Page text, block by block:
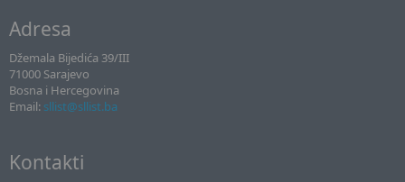
Adresa
Džemala Bijedića 39/III
71000 Sarajevo
Bosna i Hercegovina
Email: sllist@sllist.ba
Kontakti